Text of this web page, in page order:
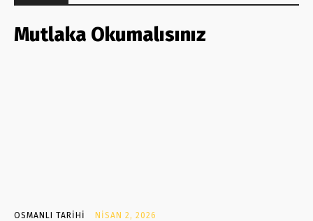
Mutlaka Okumalısınız
OSMANLI TARIHI NISAN 2, 2026